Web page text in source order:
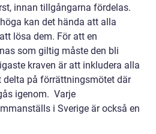
innan tillgångarna fördelas.
kan det hända att alla
lösa dem. För att en
som giltig måste den bli
kraven är att inkludera alla
delta på förrättningsmötet där
igenom. Varje
i Sverige är också en